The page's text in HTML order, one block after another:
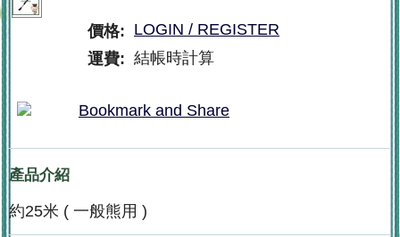
價格: LOGIN / REGISTER
運費: 結帳時計算
產品介紹
約25米 ( 一般熊用 )